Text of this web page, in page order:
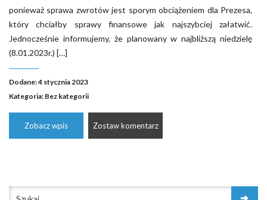
ponieważ sprawa zwrotów jest sporym obciążeniem dla Prezesa,
który chciałby sprawy finansowe jak najszybciej załatwić.
Jednocześnie informujemy, że planowany w najbliższą niedzielę
(8.01.2023r.) […]
Dodane: 4 stycznia 2023
Kategoria: Bez kategorii
Zobacz wpis Zostaw komentarz